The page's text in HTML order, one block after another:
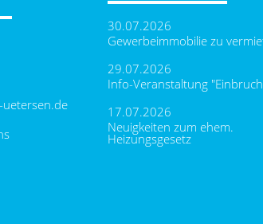
30.07.2026
Gewerbeimmobilie zu
29.07.2026
Info-Veranstaltung
17.07.2026
Neuigkeiten zum ehem.
Heizungsgesetz